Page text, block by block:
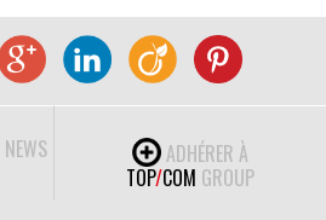
NEWS
ADHÉRER À
TOP/COM GROUP